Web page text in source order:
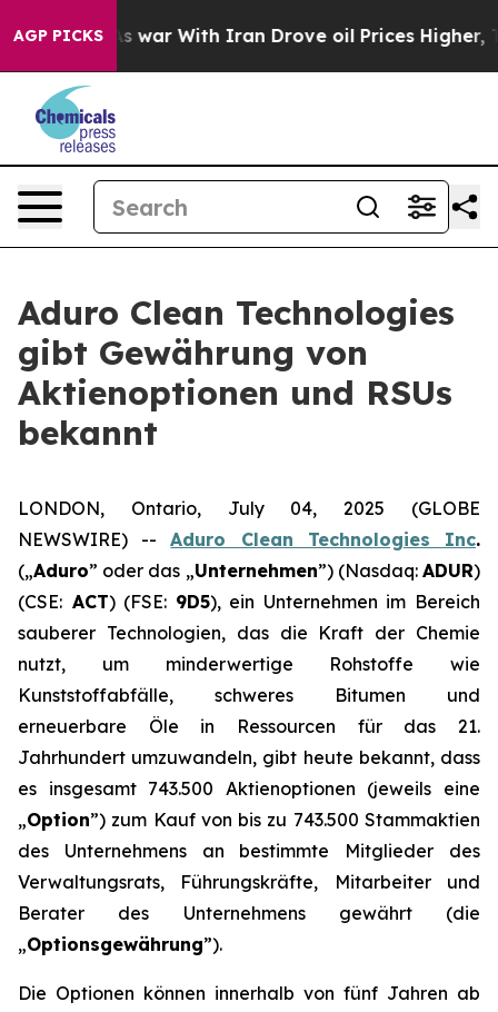
AGP PICKS
As war With Iran Drove oil Prices Higher,
Aduro Clean Technologies
gibt Gewährung von
Aktienoptionen und RSUs
bekannt
LONDON, Ontario, July 04, 2025 (GLOBE
NEWSWIRE) --Aduro Clean Technologies Inc.
(„Aduro” oder das „Unternehmen”) (Nasdaq:ADUR)
(CSE: ACT) (FSE: 9D5), ein Unternehmen im Bereich
sauberer Technologien, das die Kraft der Chemie
nutzt, um minderwertige Rohstoffe wie
Kunststoffabfälle, schweres Bitumen und
erneuerbare Öle in Ressourcen für das 21.
Jahrhundert umzuwandeln, gibt heute bekannt, dass
es insgesamt 743.500 Aktienoptionen (jeweils eine
„Option”) zum Kauf von bis zu 743.500 Stammaktien
des Unternehmens an bestimmte Mitglieder des
Verwaltungsrats, Führungskräfte, Mitarbeiter und
Berater des Unternehmens gewährt (die
„Optionsgewährung”).
Die Optionen können innerhalb von fünf Jahren ab